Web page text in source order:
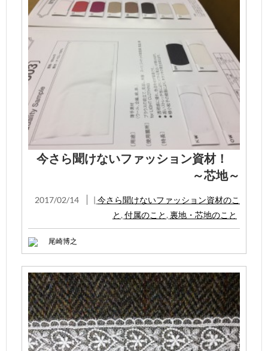
今さら聞けないファッション資材！
～芯地～
2017/02/14 | 今さら聞けないファッション資材のこ
と , 付属のこと , 裏地・芯地のこと
尾崎博之